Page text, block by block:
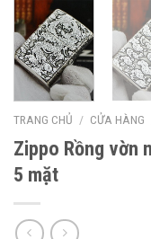
TRANG CHỦ / CỬA HÀNG
Zippo Rồng vờn
5 mặt